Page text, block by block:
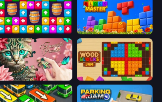
Tap Away Story Puzzle Block Master
Favorite Puzzles Wood Blocks Jam